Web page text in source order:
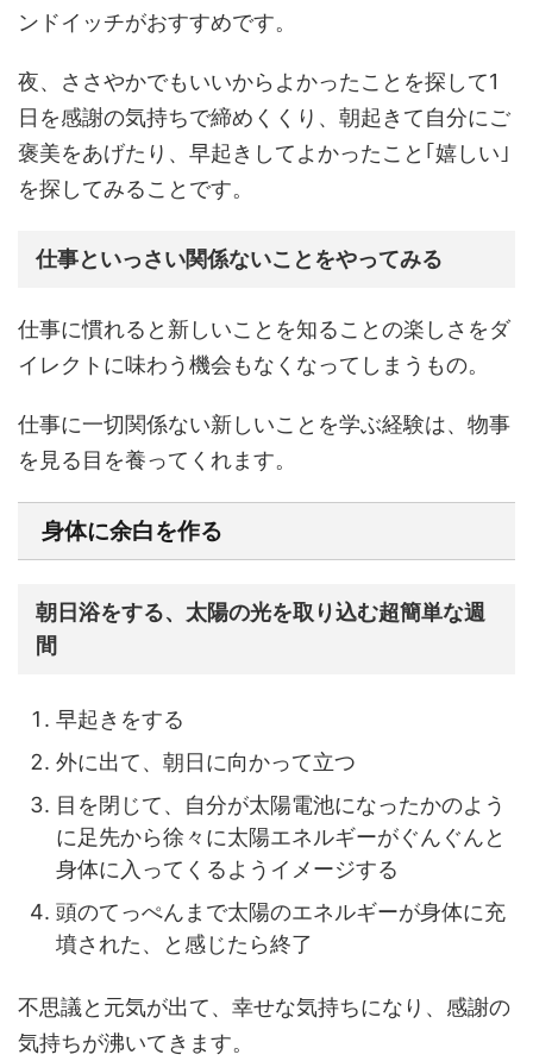
ンドイッチがおすすめです。
夜、ささやかでもいいからよかったことを探して1
日を感謝の気持ちで締めくくり、朝起きて自分にご
褒美をあげたり、早起きしてよかったこと｢嬉しい｣
を探してみることです。
仕事といっさい関係ないことをやってみる
仕事に慣れると新しいことを知ることの楽しさをダ
イレクトに味わう機会もなくなってしまうもの。
仕事に一切関係ない新しいことを学ぶ経験は、物事
を見る目を養ってくれます。
身体に余白を作る
朝日浴をする、太陽の光を取り込む超簡単な週
間
早起きをする
外に出て、朝日に向かって立つ
目を閉じて、自分が太陽電池になったかのよう
に足先から徐々に太陽エネルギーがぐんぐんと
身体に入ってくるようイメージする
頭のてっぺんまで太陽のエネルギーが身体に充
墳された、と感じたら終了
不思議と元気が出て、幸せな気持ちになり、感謝の
気持ちが沸いてきます。